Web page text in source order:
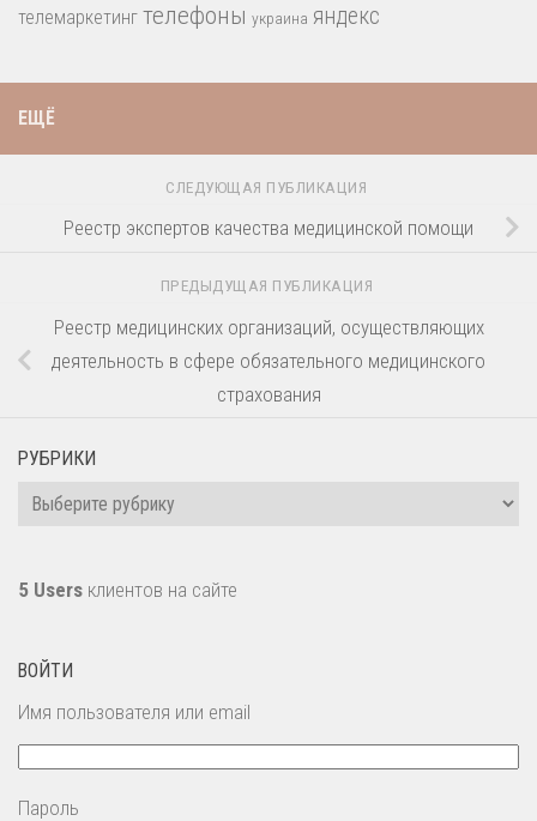
телемаркетинг телефоны украина яндекс
ЕЩЁ
СЛЕДУЮЩАЯ ПУБЛИКАЦИЯ
Реестр экспертов качества медицинской помощи
ПРЕДЫДУЩАЯ ПУБЛИКАЦИЯ
Реестр медицинских организаций, осуществляющих
деятельность в сфере обязательного медицинского
страхования
РУБРИКИ
Рубрики
5 Users клиентов на сайте
ВОЙТИ
Имя пользователя или email
Пароль